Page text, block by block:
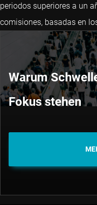
periodos superiores a un
comisiones, basadas en
Warum
Fokus stehen